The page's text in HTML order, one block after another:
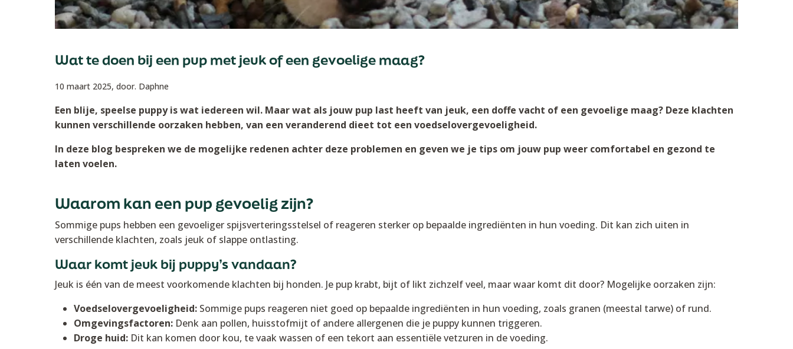
Wat te doen bij een pup met jeuk of een gevoelige maag?
10 maart 2025, door. Daphne
Een blije, speelse puppy is wat iedereen wil. Maar wat als jouw pup last heeft van jeuk, een doffe vacht of een gevoelige maag? Deze klachten
kunnen verschillende oorzaken hebben, van een veranderend dieet tot een voedselovergevoeligheid.
In deze blog bespreken we de mogelijke redenen achter deze problemen en geven we je tips om jouw pup weer comfortabel en gezond te
laten voelen.
Waarom kan een pup gevoelig zijn?
Sommige pups hebben een gevoeliger spijsverteringsstelsel of reageren sterker op bepaalde ingrediënten in hun voeding. Dit kan zich uiten in
verschillende klachten, zoals jeuk of slappe ontlasting.
Waar komt jeuk bij puppy’s vandaan?
Jeuk is één van de meest voorkomende klachten bij honden. Je pup krabt, bijt of likt zichzelf veel, maar waar komt dit door? Mogelijke oorzaken zijn:
Voedselovergevoeligheid: Sommige pups reageren niet goed op bepaalde ingrediënten in hun voeding, zoals granen (meestal tarwe) of rund.
Omgevingsfactoren: Denk aan pollen, huisstofmijt of andere allergenen die je puppy kunnen triggeren.
Droge huid: Dit kan komen door kou, te vaak wassen of een tekort aan essentiële vetzuren in de voeding.